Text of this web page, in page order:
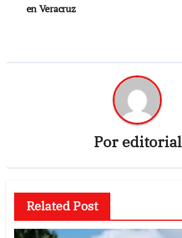
en Veracruz
Poreditorial
Related Post